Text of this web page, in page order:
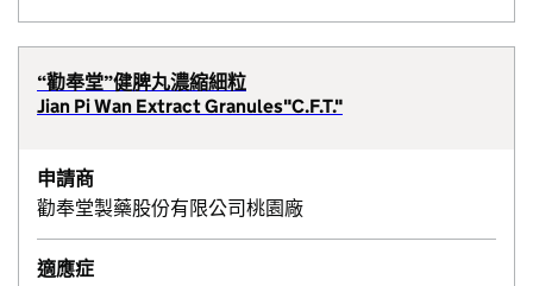
“勸奉堂”健脾丸濃縮細粒
Jian Pi Wan Extract Granules"C.F.T."
申請商
勸奉堂製藥股份有限公司桃園廠
適應症